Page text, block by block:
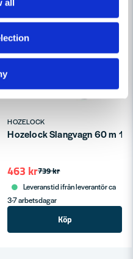
all
HOZELOCK
Hozelock Slangvagn 60 m
739 kr
463 kr
Leveranstid ifrån leverantör ca
3-7 arbetsdagar
Köp